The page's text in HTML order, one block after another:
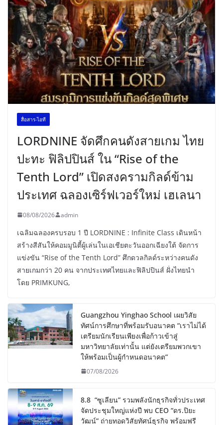
สื่อสาร-ไอที
LORDNINE จัดศึกคนดังสายเกม ไทย
ปะทะ ฟิลิปปินส์ ใน “Rise of the
Tenth Lord” เปิดสงครามกิลด์ข้าม
ประเทศ ฉลองเซิร์ฟเวอร์ใหม่ เฮเลนา
08/08/2026 admin
เฉลิมฉลองครบรอบ 1 ปี LORDNINE : Infinite Class เดินหน้า
สร้างสีสันให้คอมมูนิตี้ผู้เล่นในเอเชียตะวันออกเฉียงใต้ จัดการ
แข่งขัน “Rise of the Tenth Lord” ศึกดวลกิลด์ระหว่างคนดัง
สายเกมกว่า 20 คน จากประเทศไทยและฟิลิปปินส์ ฝั่งไทยนำ
โดย PRIMKUNG,
Guangzhou Yinghao School เผยวิสัย
ทัศน์การศึกษาที่พร้อมรับอนาคต “เราไม่ได้
เตรียมนักเรียนเพียงเพื่อก้าวเข้าสู่
มหาวิทยาลัยเท่านั้น แต่ยังเตรียมพวกเขา
ให้พร้อมเป็นผู้กำหนดอนาคต”
07/08/2026
8.8 “ซูเลียน” รวมพลังนักธุรกิจทั่วประเทศ
จัดประชุมใหญ่แห่งปี พบ CEO “ดร.ปิยะ
วัฒน์” ถ่ายทอดวิสัยทัศน์ธุรกิจ พร้อมฟรี